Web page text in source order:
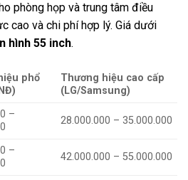
phòng họp và trung tâm điều
cao và chi phí hợp lý. Giá dưới
hình 55 inch.
phổ
Thương hiệu cao cấp
(LG/Samsung)
–
28.000.000 – 35.000.000
–
42.000.000 – 55.000.000